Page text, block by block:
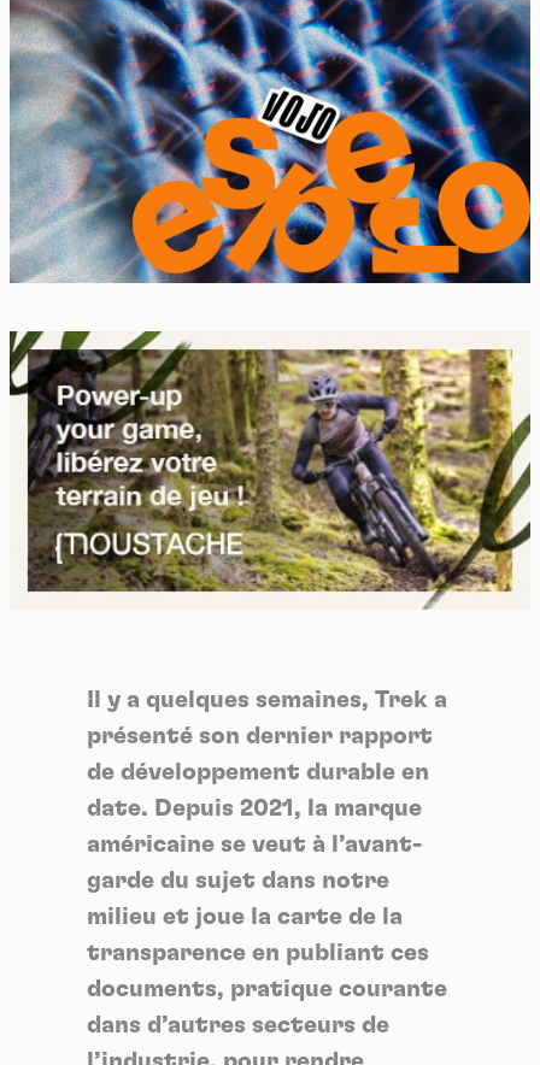
Il y a quelques semaines, Trek a
présenté son dernier rapport
de développement durable en
date. Depuis 2021, la marque
américaine se veut à l’avant-
garde du sujet dans notre
milieu et joue la carte de la
transparence en publiant ces
documents, pratique courante
dans d’autres secteurs de